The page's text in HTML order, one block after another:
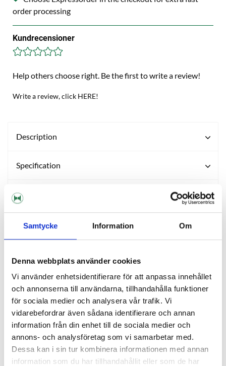
Samtycke Information Om
Denna webbplats använder cookies
Vi använder enhetsidentifierare för att anpassa innehållet
och annonserna till användarna, tillhandahålla funktioner
för sociala medier och analysera vår trafik. Vi
vidarebefordrar även sådana identifierare och annan
information från din enhet till de sociala medier och
annons- och analysföretag som vi samarbetar med.
Dessa kan i sin tur kombinera informationen med annan
information som du har tillhandahållit eller som de har
order processing
Kundrecensioner
Help others choose right. Be the first to write a review!
Write a review, click HERE!
Description
Specification
Reviews
Ask about product
OTHERS ALSO BOUGHT